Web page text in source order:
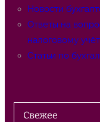
Новости
Ответы на
налоговому
Статьи по
Свежее